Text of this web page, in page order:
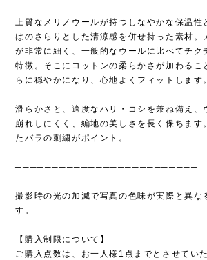
上質なメリノウールが持つしなやかな保温性
はのさらりとした清涼感を併せ持った素材。
が非常に細く、一般的なウールに比べてチク
特徴。そこにコットンの柔らかさが加わるこ
らに穏やかになり、心地よくフィットします。
滑らかさと、適度なハリ・コシを兼ね備え、
崩れしにくく、編地の美しさを長く保ちます
たバラの刺繍がポイント。
─────────────────────────
撮影時の光の加減で写真の色味が実際と異な
す。
【購入制限について】
ご購入点数は、お一人様1点までとさせてい